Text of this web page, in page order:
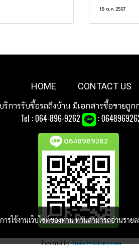
18 ต.ค. 2567
HOME
CONTACT US
ริการรับซื้อรถถึงบ้าน มีเอกสารซื้อขายถูก
Tel : 064-896-9262 :
0648969262
Powered byMakeWebEasy.com
ใช้งานเว็บไซต์ของท่าน ท่านสามารถอ่านรายล